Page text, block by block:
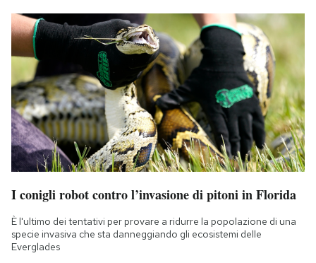
Esci
I conigli robot contro l’invasione di pitoni in Florida
È l'ultimo dei tentativi per provare a ridurre la popolazione di una
specie invasiva che sta danneggiando gli ecosistemi delle
Everglades